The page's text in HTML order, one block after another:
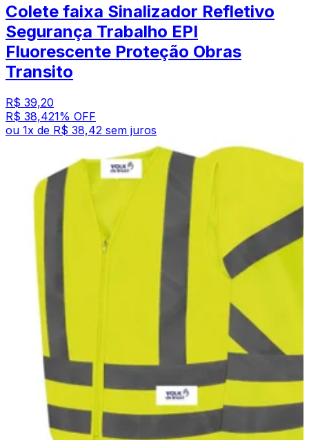
Colete faixa Sinalizador Refletivo
Segurança Trabalho EPI
Fluorescente Proteção Obras
Transito
R$ 39,20
R$ 38,421% OFF
ou 1x de R$ 38,42 sem juros